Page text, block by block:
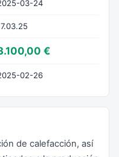
03-24
€
02-26
de calefacción, así